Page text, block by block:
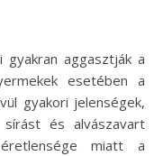
esetében a
gyakori jelenségek,
sírást és alvászavart
miatt a